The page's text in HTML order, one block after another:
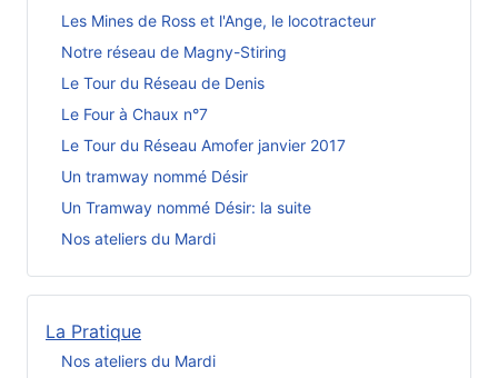
Les Mines de Ross et l'Ange, le locotracteur
Notre réseau de Magny-Stiring
Le Tour du Réseau de Denis
Le Four à Chaux n°7
Le Tour du Réseau Amofer janvier 2017
Un tramway nommé Désir
Un Tramway nommé Désir: la suite
Nos ateliers du Mardi
La Pratique
Nos ateliers du Mardi